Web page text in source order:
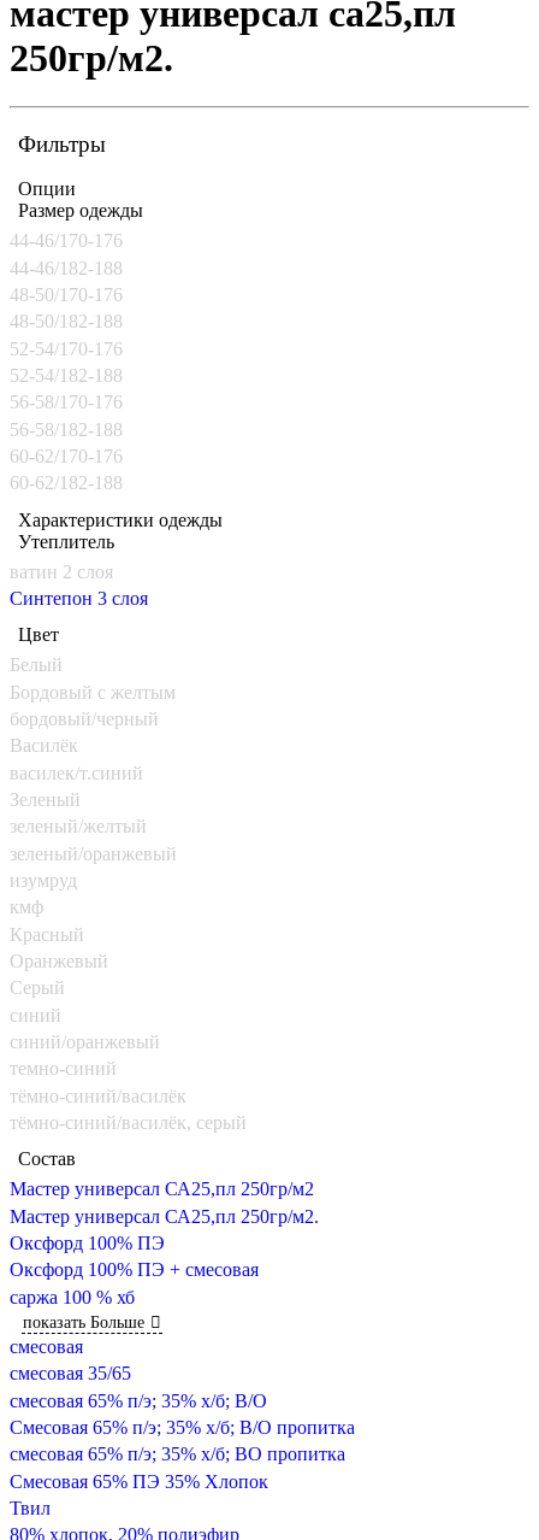
мастер универсал са25,пл
250гр/м2.
Фильтры
Опции
Размер одежды
44-46/170-176
44-46/182-188
48-50/170-176
48-50/182-188
52-54/170-176
52-54/182-188
56-58/170-176
56-58/182-188
60-62/170-176
60-62/182-188
Характеристики одежды
Утеплитель
ватин 2 слоя
Синтепон 3 слоя
Цвет
Белый
Бордовый с желтым
бордовый/черный
Василёк
василек/т.синий
Зеленый
зеленый/желтый
зеленый/оранжевый
изумруд
кмф
Красный
Оранжевый
Серый
синий
синий/оранжевый
темно-синий
тёмно-синий/василёк
тёмно-синий/василёк, серый
Состав
Мастер универсал СА25,пл 250гр/м2
Мастер универсал СА25,пл 250гр/м2.
Оксфорд 100% ПЭ
Оксфорд 100% ПЭ + смесовая
саржа 100 % хб
показать Больше
смесовая
смесовая 35/65
смесовая 65% п/э; 35% х/б; В/О
Смесовая 65% п/э; 35% х/б; В/О пропитка
смесовая 65% п/э; 35% х/б; ВО пропитка
Смесовая 65% ПЭ 35% Хлопок
Твил
80% хлопок, 20% полиэфир